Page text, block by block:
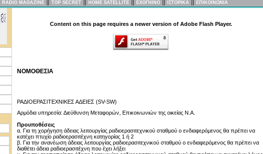
RADIO MAGAZINE TOP SECRET HOME SATELLITE EXOΓΗΙΝΟ ΙΣΤΟΡΙΚΑ ΕΠΙΚΟΙΝΩΝΙΑ
Content on this page requires a newer version of Adobe Flash Player.
ΝΟΜΟΘΕΣΙΑ
ΡΑΔΙΟΕΡΑΣΙΤΕΧΝΙΚΕΣ ΑΔΕΙΕΣ (SV-SW)
Αρμόδια υπηρεσία: Διεύθυνση Μεταφορών, Επικοινωνιών της οικείας Ν.Α.
Προυποθέσεις
α. Για τη χορήγηση άδειας λειτουργίας ραδιοερασιτεχνικού σταθμού ο ενδιαφερόμενος θα πρέπει να
κατέχει πτυχίο ραδιοερασιτέχνη κατηγορίας 1 ή 2
β. Για την ανανέωση άδειας λειτουργίας ραδιοερασιτεχνικού σταθμού ο ενδιαφερόμενος θα πρέπει να
διαθέτει άδεια ραδιοερασιτέχνη που έχει λήξει